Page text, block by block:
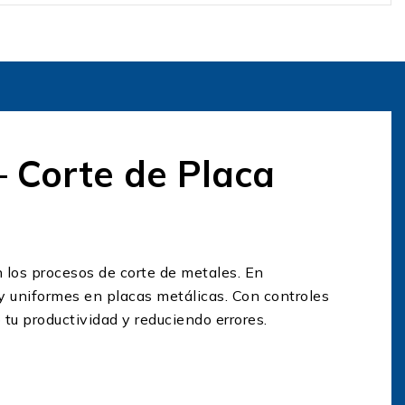
de Placa
procesos de corte de metales. En
en placas metálicas. Con controles
productividad y reduciendo errores.